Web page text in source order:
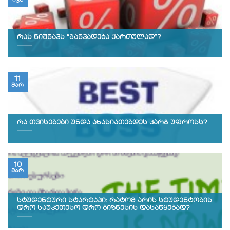
რას ნიშნავს “განვადება ქართულად”?
რა თვისებები უნდა ახასიათებდეს კარგ უფროსს?
11
მარ
სტუდენტური სტარტაპი: რატომ არის სტუდენტობის
დრო საუკეთესო დრო ბიზნესის დასაწყებად?
10
მარ